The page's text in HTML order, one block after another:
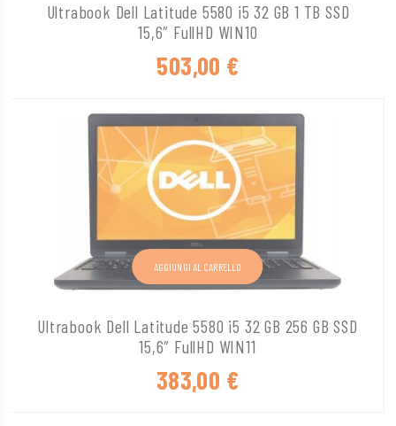
Ultrabook Dell Latitude 5580 i5 32 GB 1 TB SSD
15,6″ FullHD WIN10
503,00 €
Ultrabook Dell Latitude 5580 i5 32 GB 256 GB SSD
15,6″ FullHD WIN11
383,00 €
AGGIUNGI AL CARRELLO